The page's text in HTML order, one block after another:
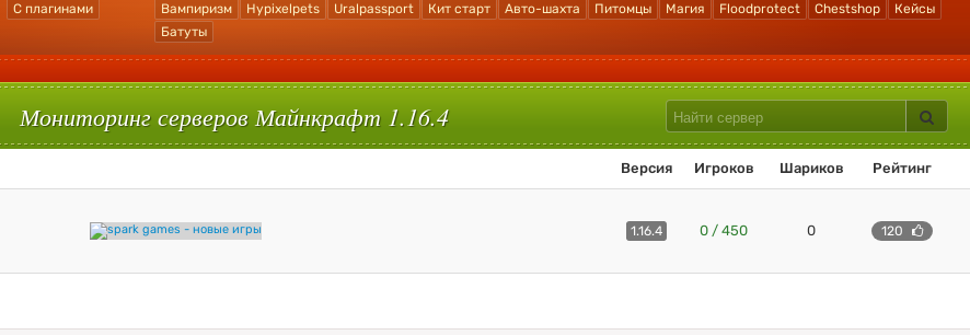
С плагинами
Вампиризм Hypixelpets Uralpassport Кит старт Авто-шахта Питомцы Магия Floodprotect Chestshop
Кейсы
Батуты
Мониторинг серверов Майнкрафт 1.16.4
Версия Игроков Шариков Рейтинг
1.16.4 0 / 450 0 120